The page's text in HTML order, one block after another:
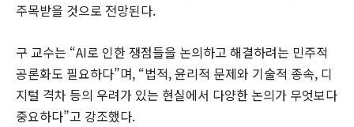
주목받을 것으로 전망된다.
구 교수는 “AI로 인한 쟁점들을 논의하고 해결하려는 민주적
공론화도 필요하다”며, “법적, 윤리적 문제와 기술적 종속, 디
지털 격차 등의 우려가 있는 현실에서 다양한 논의가 무엇보다
중요하다”고 강조했다.